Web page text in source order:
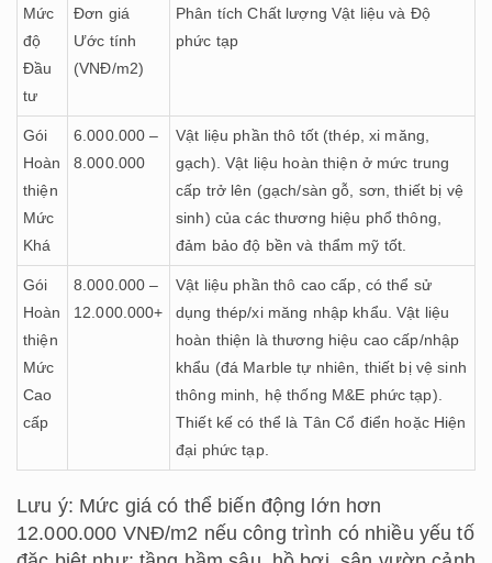
Mức
độ
Đầu
tư
Đơn giá
Ước tính
(VNĐ/m2)
Phân tích Chất lượng Vật liệu và Độ
phức tạp
Gói
Hoàn
thiện
Mức
Khá
6.000.000 –
8.000.000
Vật liệu phần thô tốt (thép, xi măng,
gạch). Vật liệu hoàn thiện ở mức trung
cấp trở lên (gạch/sàn gỗ, sơn, thiết bị vệ
sinh) của các thương hiệu phổ thông,
đảm bảo độ bền và thẩm mỹ tốt.
Gói
Hoàn
thiện
Mức
Cao
cấp
8.000.000 –
12.000.000+
Vật liệu phần thô cao cấp, có thể sử
dụng thép/xi măng nhập khẩu. Vật liệu
hoàn thiện là thương hiệu cao cấp/nhập
khẩu (đá Marble tự nhiên, thiết bị vệ sinh
thông minh, hệ thống M&E phức tạp).
Thiết kế có thể là Tân Cổ điển hoặc Hiện
đại phức tạp.
Lưu ý: Mức giá có thể biến động lớn hơn
12.000.000 VNĐ/m2 nếu công trình có nhiều yếu tố